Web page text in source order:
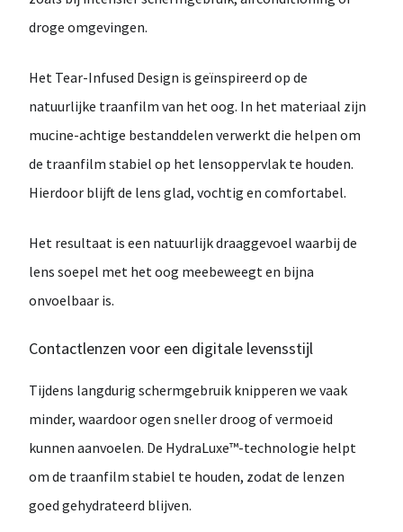
droge omgevingen.
Het Tear-Infused Design is geïnspireerd op de
natuurlijke traanfilm van het oog. In het materiaal zijn
mucine-achtige bestanddelen verwerkt die helpen om
de traanfilm stabiel op het lensoppervlak te houden.
Hierdoor blijft de lens glad, vochtig en comfortabel.
Het resultaat is een natuurlijk draaggevoel waarbij de
lens soepel met het oog meebeweegt en bijna
onvoelbaar is.
Contactlenzen voor een digitale levensstijl
Tijdens langdurig schermgebruik knipperen we vaak
minder, waardoor ogen snellerdroog of vermoeid
kunnen aanvoelen. De HydraLuxe™-technologie helpt
om de traanfilm stabiel te houden, zodat de lenzen
goed gehydrateerd blijven.